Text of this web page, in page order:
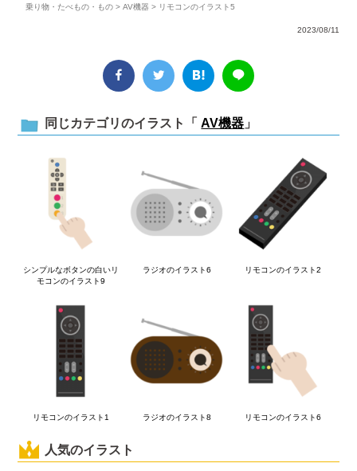
乗り物・たべもの・もの >AV機器 > リモコンのイラスト5
2023/08/11
同じカテゴリのイラスト「 AV機器 」
シンプルなボタンの白いリ
モコンのイラスト9
ラジオのイラスト6 リモコンのイラスト2
リモコンのイラスト1 ラジオのイラスト8 リモコンのイラスト6
人気のイラスト